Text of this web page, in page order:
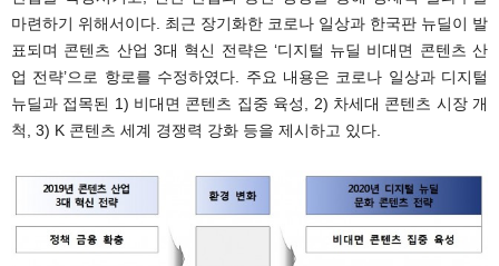
마련하기 위해서이다. 최근 장기화한 코로나 일상과 한국판 뉴딜이 발
표되며 콘텐츠 산업 3대 혁신 전략은 ‘디지털 뉴딜 비대면 콘텐츠 산
업 전략’으로 항로를 수정하였다. 주요 내용은 코로나 일상과 디지털
뉴딜과 접목된 1) 비대면 콘텐츠 집중 육성, 2) 차세대 콘텐츠 시장 개
척, 3) K 콘텐츠 세계 경쟁력 강화 등을 제시하고 있다.